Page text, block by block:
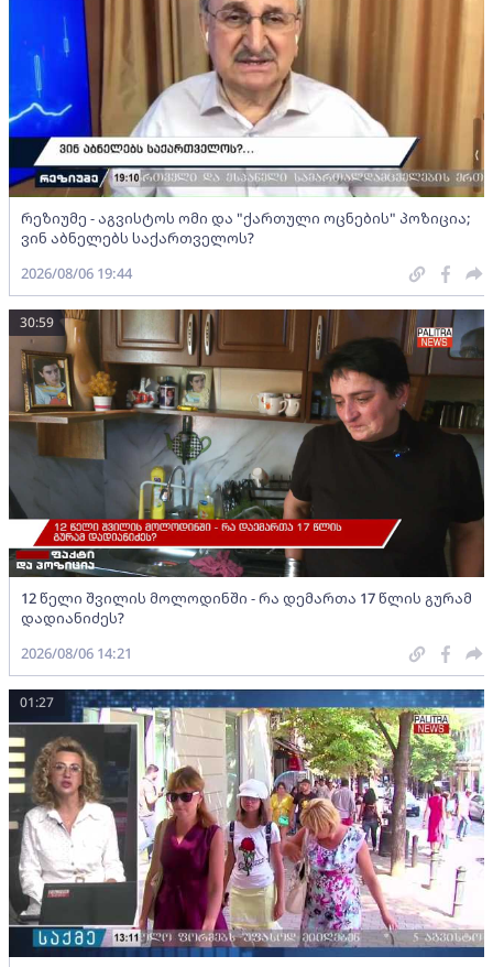
რეზიუმე - აგვისტოს ომი და "ქართული ოცნების" პოზიცია;
ვინ აბნელებს საქართველოს?
2026/08/06 19:44
12 წელი შვილის მოლოდინში - რა დემართა 17 წლის გურამ
დადიანიძეს?
30:59
2026/08/06 14:21
01:27